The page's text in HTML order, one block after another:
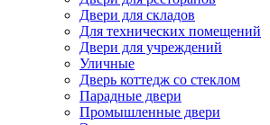
Двери для складов
Для технических помещений
Двери для учреждений
Уличные
Дверь коттедж со стеклом
Парадные двери
Промышленные двери